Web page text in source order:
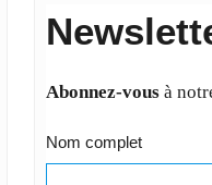
Abonnez-vousà
Nom complet